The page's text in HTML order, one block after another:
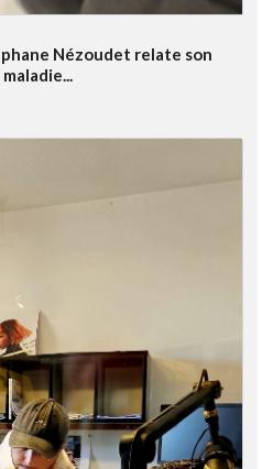
Nézoudet relate son